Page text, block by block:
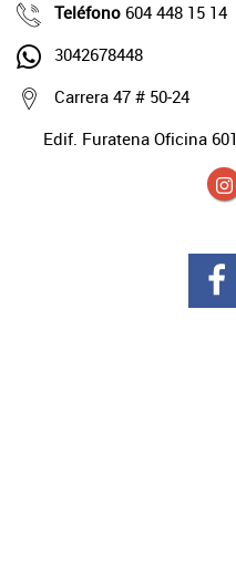
Teléfono 604 448 15 14
3042678448
Carrera 47 # 50-24
Edif. Furatena Oficina 601